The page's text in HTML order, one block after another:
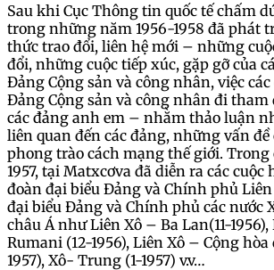
Sau khi Cục Thông tin quốc tế chấm
trong những năm 1956-1958 đã phát
thức trao đổi, liên hệ mới – những
đổi, những cuộc tiếp xúc, gặp gỡ của
Đảng Cộng sản và công nhân, việc
Đảng Cộng sản và công nhân đi tham
các đảng anh em – nhằm thảo luận
liên quan đến các đảng, những vấn đề
phong trào cách mạng thế giới. Trong
1957, tại Matxcơva đã diễn ra các cuộc
đoàn đại biểu Đảng và Chính phủ Liên
đại biểu Đảng và Chính phủ các nước
châu Á như Liên Xô – Ba Lan(11-
Rumani (12-1956), Liên Xô – Cộng
1957), Xô- Trung (1-1957) v.v…